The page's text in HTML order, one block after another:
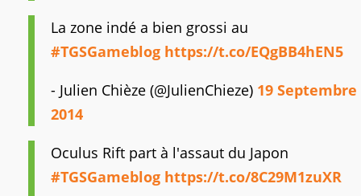
La zone indé a bien grossi au
#TGSGameblog https://t.co/EQgBB4hEN5
- Julien Chièze (@JulienChieze) 19 Septembre
2014
Oculus Rift part à l'assaut du Japon
#TGSGameblog https://t.co/8C29M1zuXR